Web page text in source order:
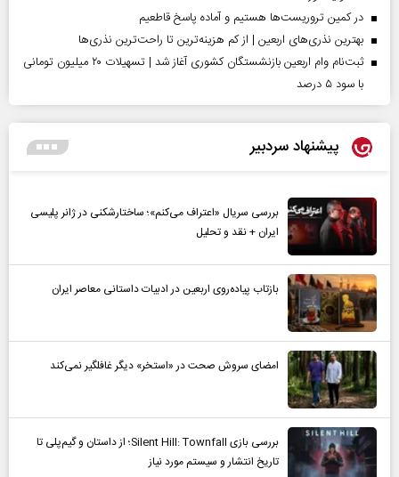
در کمین تروریست‌ها هستیم و آماده پاسخ قاطعیم
بهترین نذری‌های اربعین | از کم هزینه‌ترین تا راحت‌ترین نذری‌ها
ثبت‌نام وام اربعین بازنشستگان کشوری آغاز شد | تسهیلات ۲۰ میلیون تومانی
با سود ۵ درصد
پیشنهاد سردبیر
بررسی سریال «اعتراف می‌کنم»؛ ساختارشکنی در ژانر پلیسی
ایران + نقد و تحلیل
بازتاب پیاده‌روی اربعین در ادبیات داستانی معاصر ایران
امضای سروش صحت در «استخر» دیگر غافلگیر نمی‌کند
بررسی بازی Silent Hill: Townfall؛ از داستان و گیم‌پلی تا
تاریخ انتشار و سیستم مورد نیاز